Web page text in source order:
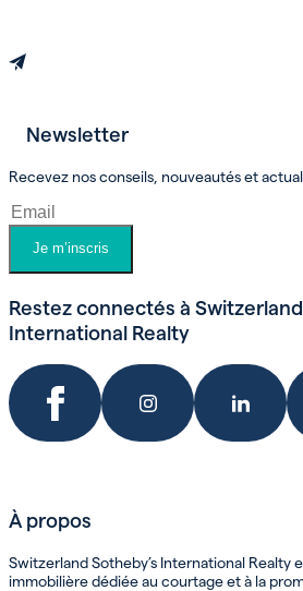
Newsletter
Recevez nos conseils, nouveautés et
Je m’inscris
Restez connectés à
International Realty
À propos
Switzerland Sotheby’s International Realty
immobilière dédiée au courtage et à la